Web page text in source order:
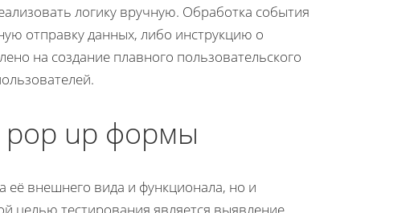
логику вручную. Обработка события
отправку данных, либо инструкцию о
на создание плавного пользовательского
pop up формы
внешнего вида и функционала, но и